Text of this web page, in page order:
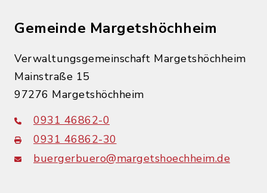
Gemeinde Margetshöchheim
Verwaltungsgemeinschaft Margetshöchheim
Mainstraße 15
97276 Margetshöchheim
0931 46862-0
0931 46862-30
buergerbuero@margetshoechheim.de